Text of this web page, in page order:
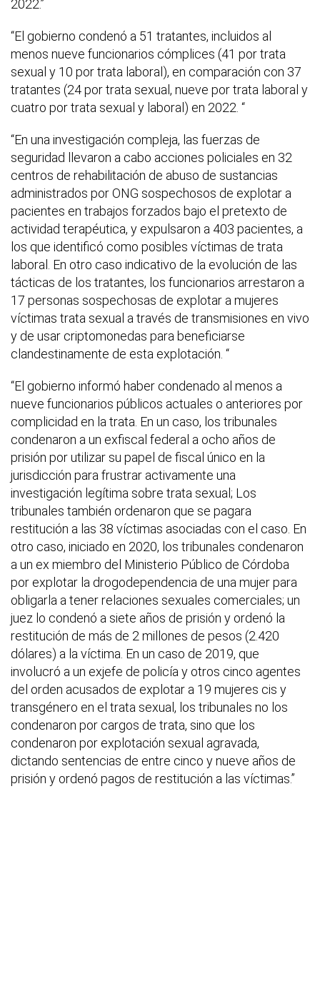
2022.”
“El gobierno condenó a 51 tratantes, incluidos al
menos nueve funcionarios cómplices (41 por trata
sexual y 10 por trata laboral), en comparación con 37
tratantes (24 por trata sexual, nueve por trata laboral y
cuatro por trata sexual y laboral) en 2022. “
“En una investigación compleja, las fuerzas de
seguridad llevaron a cabo acciones policiales en 32
centros de rehabilitación de abuso de sustancias
administrados por ONG sospechosos de explotar a
pacientes en trabajos forzados bajo el pretexto de
actividad terapéutica, y expulsaron a 403 pacientes, a
los que identificó como posibles víctimas de trata
laboral. En otro caso indicativo de la evolución de las
tácticas de los tratantes, los funcionarios arrestaron a
17 personas sospechosas de explotar a mujeres
víctimas trata sexual a través de transmisiones en vivo
y de usar criptomonedas para beneficiarse
clandestinamente de esta explotación. “
“El gobierno informó haber condenado al menos a
nueve funcionarios públicos actuales o anteriores por
complicidad en la trata. En un caso, los tribunales
condenaron a un exfiscal federal a ocho años de
prisión por utilizar su papel de fiscal único en la
jurisdicción para frustrar activamente una
investigación legítima sobre trata sexual; Los
tribunales también ordenaron que se pagara
restitución a las 38 víctimas asociadas con el caso. En
otro caso, iniciado en 2020, los tribunales condenaron
a un ex miembro del Ministerio Público de Córdoba
por explotar la drogodependencia de una mujer para
obligarla a tener relaciones sexuales comerciales; un
juez lo condenó a siete años de prisión y ordenó la
restitución de más de 2 millones de pesos (2.420
dólares) a la víctima. En un caso de 2019, que
involucró a un exjefe de policía y otros cinco agentes
del orden acusados de explotar a 19 mujeres cis y
transgénero en el trata sexual, los tribunales no los
condenaron por cargos de trata, sino que los
condenaron por explotación sexual agravada,
dictando sentencias de entre cinco y nueve años de
prisión y ordenó pagos de restitución a las víctimas.”